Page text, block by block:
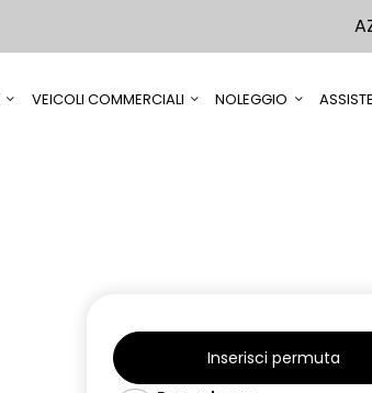
VEICOLI COMMERCIALI NOLEGGIO
Inserisci permuta